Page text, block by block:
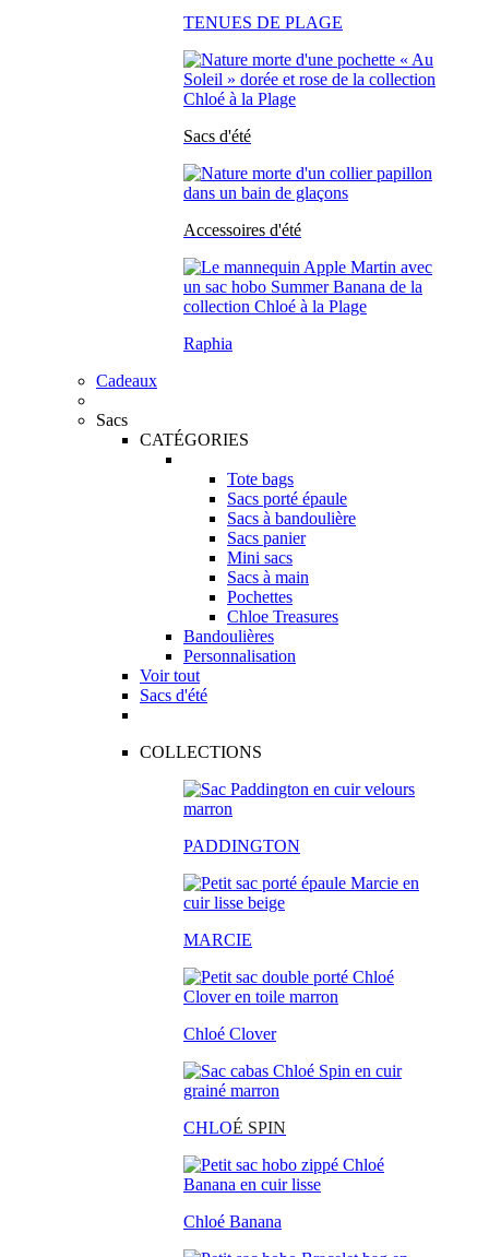
TENUES DE PLAGE
Sacs d'été
Accessoires d'été
Raphia
Cadeaux
Sacs
CATÉGORIES
Tote bags
Sacs porté épaule
Sacs à bandoulière
Sacs panier
Mini sacs
Sacs à main
Pochettes
Chloe Treasures
Bandoulières
Personnalisation
Voir tout
Sacs d'été
COLLECTIONS
PADDINGTON
MARCIE
Chloé Clover
CHLOÉ SPIN
Chloé Banana